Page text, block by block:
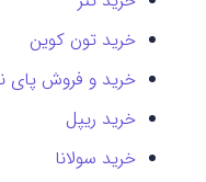
خرید تون کوین
خرید و فروش پای
خرید ریپل
خرید سولانا